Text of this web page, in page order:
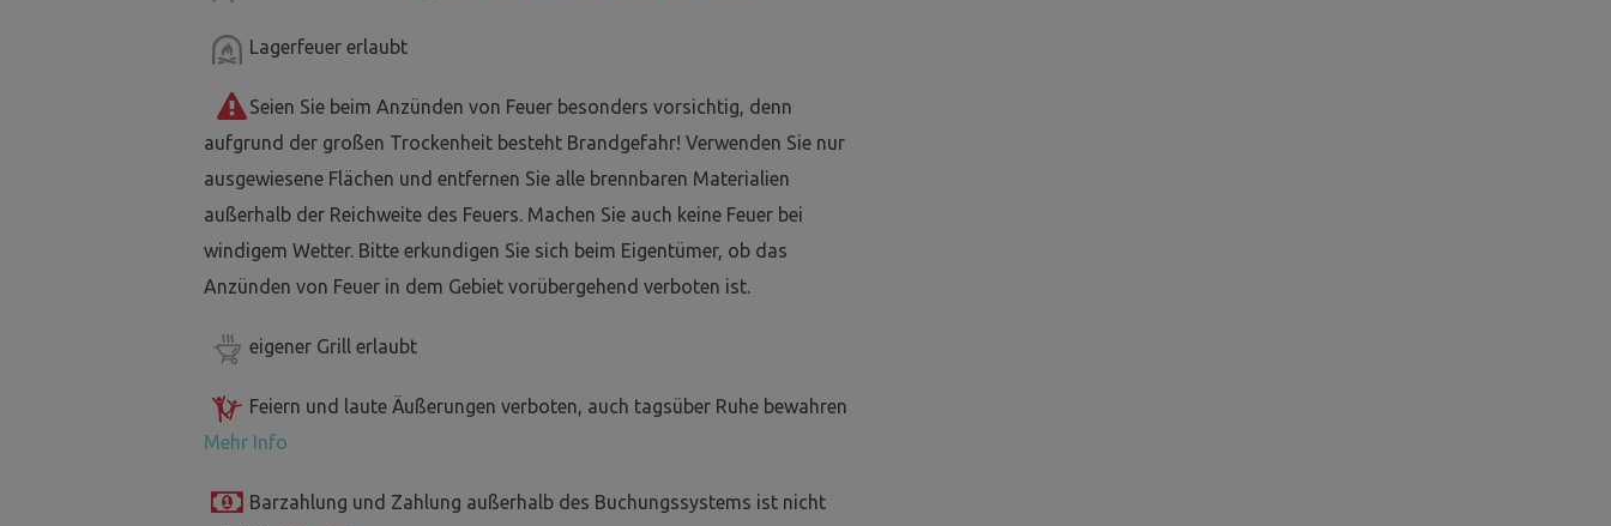
Lagerfeuer erlaubt
Seien Sie beim Anzünden von Feuer besonders vorsichtig, denn
aufgrund der großen Trockenheit besteht Brandgefahr! Verwenden Sie nur
ausgewiesene Flächen und entfernen Sie alle brennbaren Materialien
außerhalb der Reichweite des Feuers. Machen Sie auch keine Feuer bei
windigem Wetter. Bitte erkundigen Sie sich beim Eigentümer, ob das
Anzünden von Feuer in dem Gebiet vorübergehend verboten ist.
eigener Grill erlaubt
Feiern und laute Äußerungen verboten, auch tagsüber Ruhe bewahren
Mehr Info
Barzahlung und Zahlung außerhalb des Buchungssystems ist nicht